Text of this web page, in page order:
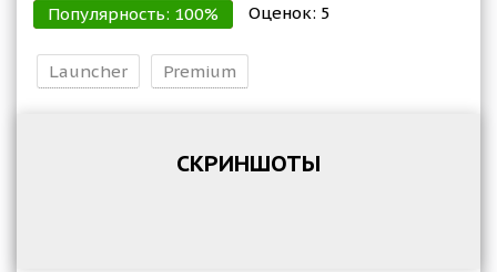
Популярность: 100% Оценок: 5
Launcher Premium
СКРИНШОТЫ